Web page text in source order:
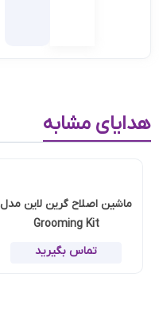
هدایای مشابه
ماشین اصلاح گرین لاین مدل
Grooming Kit
تماس بگیرید